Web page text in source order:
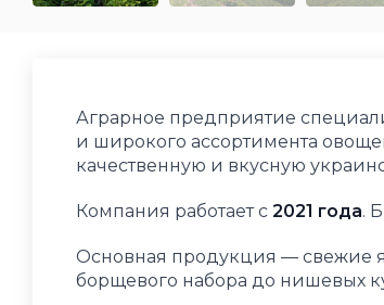
Аграрное предприятие
и широкого ассортимента
качественную и вкусную
Компания работает с2021 года.
Основная продукция — свежие
борщевого набора до нишевых